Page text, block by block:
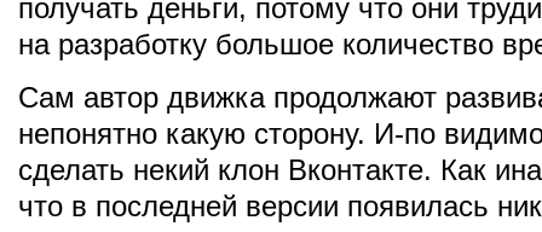
получать деньги, потому что они
на разработку большое количество
Сам автор движка продолжают
непонятно какую сторону. И-по
сделать некий клон Вконтакте. Как
что в последней версии появилась